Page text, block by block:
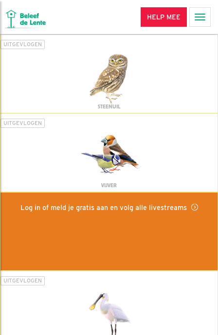
HELP MEE
UITGEVLOGEN
STEENUIL
UITGEVLOGEN
VIJVER
Log in of meld je gratis aan en volg alle livestreams
UITGEVLOGEN